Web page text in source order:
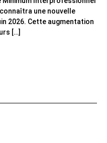
une nouvelle
2026. Cette augmentation
[…]